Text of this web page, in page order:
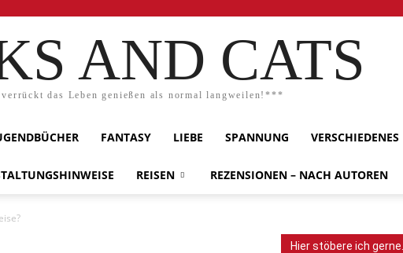
AND CATS
das Leben genießen als normal langweilen!***
FANTASY LIEBE SPANNUNG VERSCHIEDENES
REISEN REZENSIONEN – NACH AUTOREN
Hier stöbere ich gerne…